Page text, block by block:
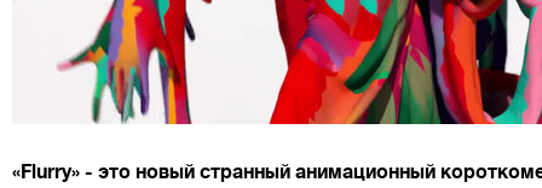
«Flurry» - это новый странный анимационный